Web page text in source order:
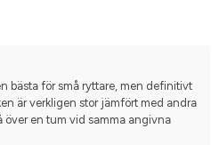
bästa för små ryttare, men definitivt
är verkligen stor jämfört med andra
över en tum vid samma angivna